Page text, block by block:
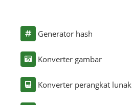
Generator hash
Konverter gambar
Konverter perangkat lunak